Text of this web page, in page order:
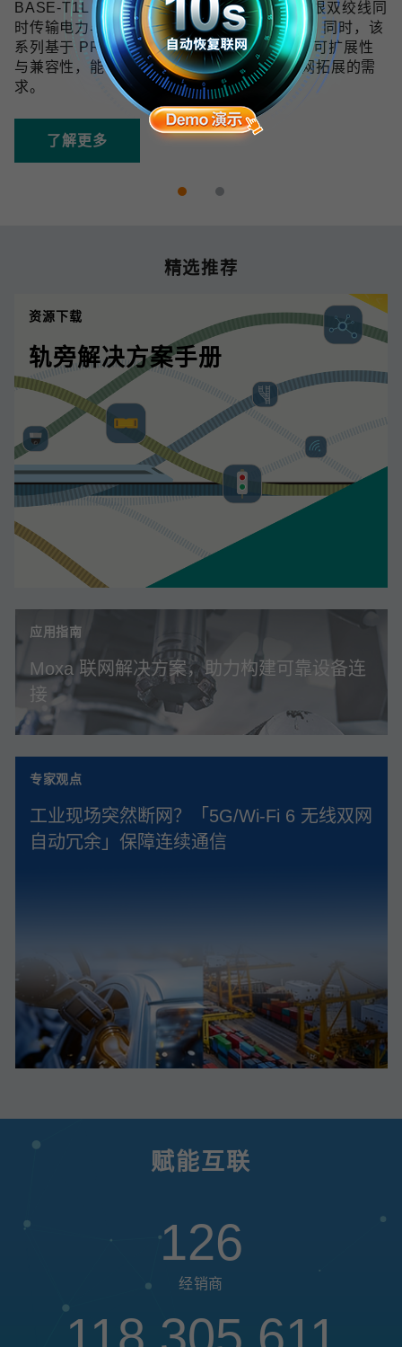
BASE-T1L 技术可在 10 Mbps 带宽下通过单根双绞线同
时传输电力与数据，传输距离最远可达 1 km。同时，该
系列基于 PROFINET 协议开发，具备良好的可扩展性
与兼容性，能够满足未来数字化和工业物联网拓展的需
求。
了解更多
精选推荐
资源下载
轨旁解决方案手册
应用指南
Moxa 联网解决方案，助力构建可靠设备连
接
专家观点
工业现场突然断网？「5G/Wi‑Fi 6 无线双网
自动冗余」保障连续通信
赋能互联
126
经销商